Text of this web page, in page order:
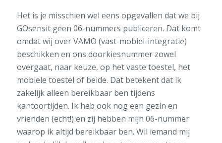
Het is je misschien wel eens opgevallen dat we bij
GOsensit geen 06-nummers publiceren. Dat komt
omdat wij over VAMO (vast-mobiel-integratie)
beschikken en ons doorkiesnummer zowel
overgaat, naar keuze, op het vaste toestel, het
mobiele toestel of beide. Dat betekent dat ik
zakelijk alleen bereikbaar ben tijdens
kantoortijden. Ik heb ook nog een gezin en
vrienden (echt!) en zij hebben mijn 06-nummer
waarop ik altijd bereikbaar ben. Wil iemand mij